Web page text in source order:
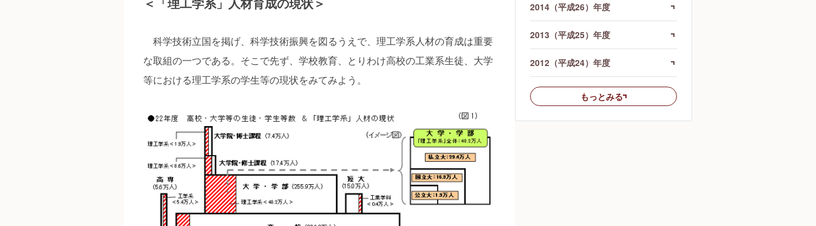
科学技術立国を掲げ、科学技術振興を図るうえで、理工学系人材の育成は重要
な取組の一つである。そこで先ず、学校教育、とりわけ高校の工業系生徒、大学
等における理工学系の学生等の現状をみてみよう。
2014（平成26）年度
2013（平成25）年度
2012（平成24）年度
もっとみる